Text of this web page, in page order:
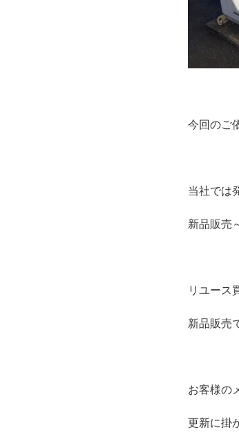
今回のご
当社では
新品販売
リユース
新品販売
お客様の
更新に掛